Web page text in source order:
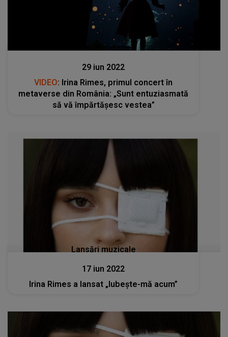
Stiri mondene
29 iun 2022
VIDEO: Irina Rimes, primul concert în
metaverse din România: „Sunt entuziasmată
să vă împărtășesc vestea”
Lansări muzicale
17 iun 2022
Irina Rimes a lansat „Iubește-mă acum”